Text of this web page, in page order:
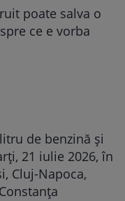
poate salva o
ce e vorba
de benzină și
21 iulie 2026, în
Cluj-Napoca,